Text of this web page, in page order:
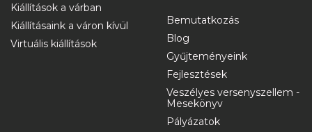
Kiállítások a várban
Kiállításaink a váron kívül
Virtuális kiállítások
Bemutatkozás
Blog
Gyűjteményeink
Fejlesztések
Veszélyes versenyszellem -
Mesekönyv
Pályázatok